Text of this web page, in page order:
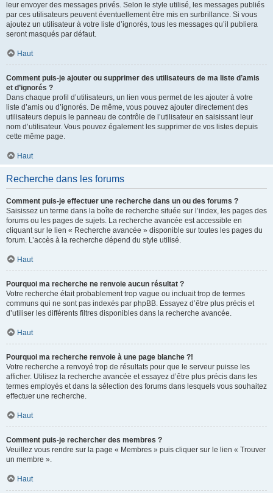
leur envoyer des messages privés. Selon le style utilisé, les messages publiés
par ces utilisateurs peuvent éventuellement être mis en surbrillance. Si vous
ajoutez un utilisateur à votre liste d’ignorés, tous les messages qu’il publiera
seront masqués par défaut.
Haut
Comment puis-je ajouter ou supprimer des utilisateurs de ma liste d’amis
et d’ignorés ?
Dans chaque profil d’utilisateurs, un lien vous permet de les ajouter à votre
liste d’amis ou d’ignorés. De même, vous pouvez ajouter directement des
utilisateurs depuis le panneau de contrôle de l’utilisateur en saisissant leur
nom d’utilisateur. Vous pouvez également les supprimer de vos listes depuis
cette même page.
Haut
Recherche dans les forums
Comment puis-je effectuer une recherche dans un ou des forums ?
Saisissez un terme dans la boîte de recherche située sur l’index, les pages des
forums ou les pages de sujets. La recherche avancée est accessible en
cliquant sur le lien « Recherche avancée » disponible sur toutes les pages du
forum. L’accès à la recherche dépend du style utilisé.
Haut
Pourquoi ma recherche ne renvoie aucun résultat ?
Votre recherche était probablement trop vague ou incluait trop de termes
communs qui ne sont pas indexés par phpBB. Essayez d’être plus précis et
d’utiliser les différents filtres disponibles dans la recherche avancée.
Haut
Pourquoi ma recherche renvoie à une page blanche ?!
Votre recherche a renvoyé trop de résultats pour que le serveur puisse les
afficher. Utilisez la recherche avancée et essayez d’être plus précis dans les
termes employés et dans la sélection des forums dans lesquels vous souhaitez
effectuer une recherche.
Haut
Comment puis-je rechercher des membres ?
Veuillez vous rendre sur la page « Membres » puis cliquer sur le lien « Trouver
un membre ».
Haut